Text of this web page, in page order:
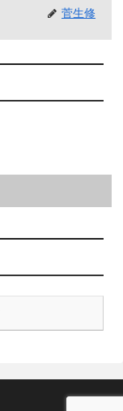
菅生修